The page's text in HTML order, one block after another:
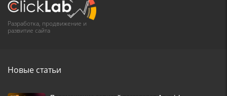
Разработка, продвижение и
развитие сайта
Новые статьи